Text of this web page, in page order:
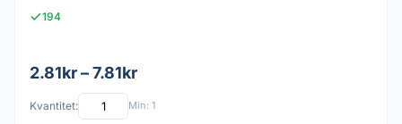
194
2.81kr – 7.81kr
Kvantitet: Min: 1